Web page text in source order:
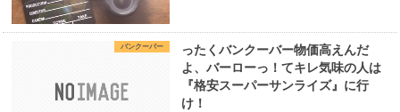
バンクーバー
ったくバンクーバー物価高えんだ
よ、バーローっ！てキレ気味の人は
『格安スーパーサンライズ』に行
け！